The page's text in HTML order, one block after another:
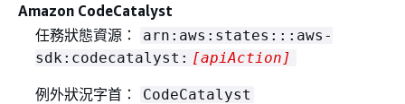
Amazon CodeCatalyst
任務狀態資源：
arn:aws:states:::aws-
sdk:codecatalyst: [apiAction]
例外狀況字首： CodeCatalyst